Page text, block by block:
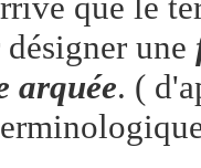
une
arquée. (